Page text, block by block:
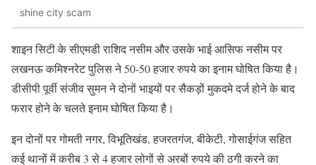
shine city scam
शाइन सिटी के सीएमडी राशिद नसीम और उसके भाई आसिफ नसीम पर
लखनऊ कमिश्नरेट पुलिस ने 50-50 हजार रुपये का इनाम घोषित किया है।
डीसीपी पूर्वी संजीव सुमन ने दोनों भाइयों पर सैकड़ों मुकदमे दर्ज होने के बाद
फरार होने के चलते इनाम घोषित किया है।
इन दोनों पर गोमती नगर, विभूतिखंड, हजरतगंज, बीकेटी, गोसाईगंज सहित
कई थानों में करीब 3 से 4 हजार लोगों से अरबों रुपये की ठगी करने का